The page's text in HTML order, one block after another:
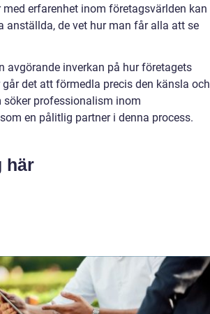
erfarenhet inom företagsvärlden kan
de vet hur man får alla att se
inverkan på hur företagets
det att förmedla precis den känsla och
söker professionalism inom
en pålitlig partner i denna process.
här